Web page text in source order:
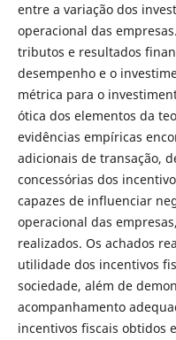
entre a variação dos
operacional das
tributos e resultados
desempenho e o
métrica para o
ótica dos elementos da
evidências empíricas
adicionais de transação,
concessórias dos
capazes de influenciar
operacional das
realizados. Os achados
utilidade dos incentivos
sociedade, além de
acompanhamento
incentivos fiscais obtidos